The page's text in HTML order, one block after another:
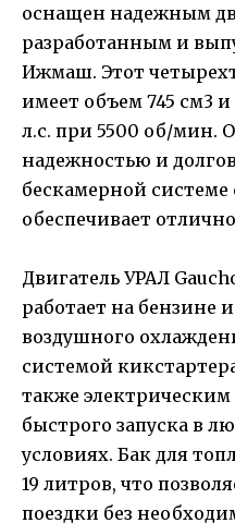
оснащен надежным
разработанным и
Ижмаш. Этот
имеет объем 745 см3 и
л.с. при 5500 об/мин.
надежностью и
бескамерной
обеспечивает
Двигатель УРАЛ
работает на бензине
воздушного
системой
также электрическим
быстрого запуска в
условиях. Бак для
19 литров, что
поездки без